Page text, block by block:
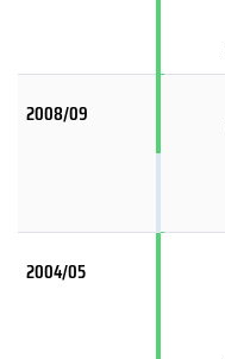
2008/09
2004/05